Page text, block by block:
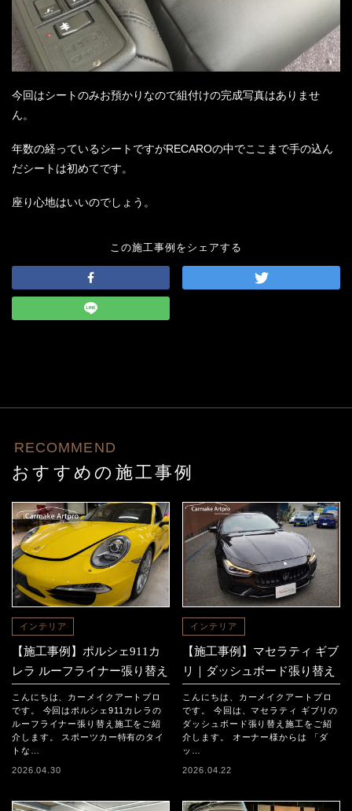
今回はシートのみお預かりなので組付けの完成写真はありませ
ん。
年数の経っているシートですがRECAROの中でここまで手の込ん
だシートは初めてです。
座り心地はいいのでしょう。
この施工事例をシェアする
RECOMMEND
おすすめの施工事例
インテリア
【施工事例】ポルシェ911カ
レラ ルーフライナー張り替え
こんにちは、カーメイクアートプロ
です。 今回はポルシェ911カレラの
ルーフライナー張り替え施工をご紹
介します。 スポーツカー特有のタイ
トな…
2026.04.30
インテリア
【施工事例】マセラティ ギブ
リ｜ダッシュボード張り替え
こんにちは、カーメイクアートプロ
です。 今回は、マセラティ ギブリの
ダッシュボード張り替え施工をご紹
介します。 オーナー様からは 「ダ
ッ…
2026.04.22